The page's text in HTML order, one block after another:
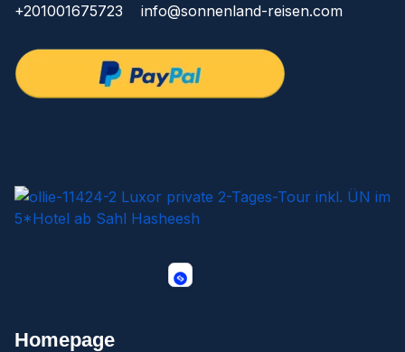
+201001675723 info@sonnenland-reisen.com
Homepage